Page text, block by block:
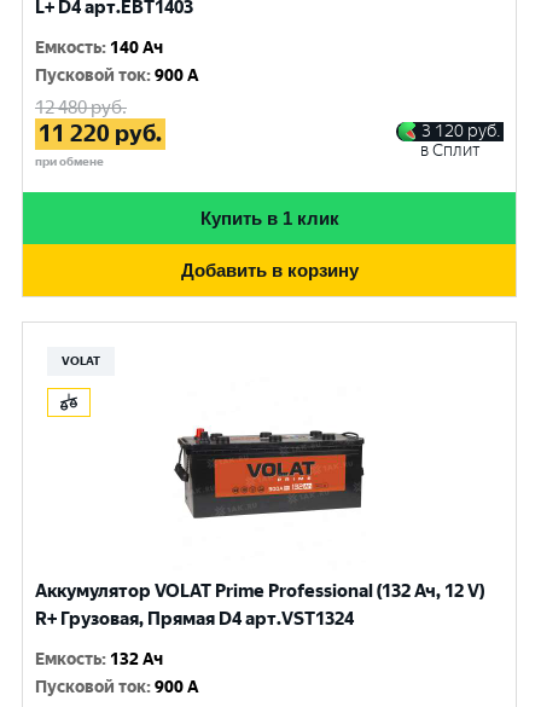
L+ D4 арт.EBT1403
Емкость: 140 Ач
Пусковой ток:900 A
12 480руб.
11 220 руб.
при обмене
3 120 руб.
в Сплит
Купить в 1 клик
Добавить в корзину
VOLAT
Аккумулятор VOLAT Prime Professional (132 Ач, 12 V)
R+ Грузовая, Прямая D4 арт.VST1324
Емкость: 132 Ач
Пусковой ток:900 A